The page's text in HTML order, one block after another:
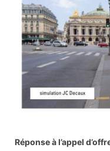
Réponse à l’appel